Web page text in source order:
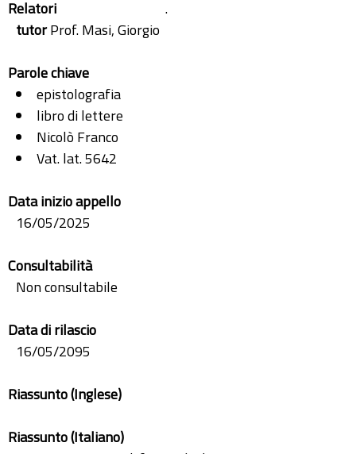
Relatori
.
tutorProf. Masi, Giorgio
Parole chiave
epistolografia
libro di lettere
Nicolò Franco
Vat. lat. 5642
Data inizio appello
16/05/2025
Consultabilità
Non consultabile
Data di rilascio
16/05/2095
Riassunto (Inglese)
Riassunto (Italiano)